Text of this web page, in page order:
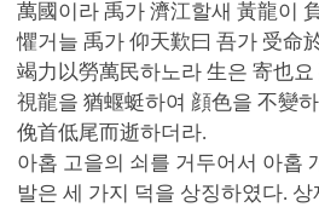
萬國이라 禹가 濟江할새 黃龍이
懼거늘 禹가 仰天歎曰 吾가 受命
竭力以勞萬民하노라 生은 寄也
視龍을 猶蝘蜓하여 顔色을 不變
俛首低尾而逝하더라.
아홉 고을의 쇠를 거두어서 아홉
발은 세 가지 덕을 상징하였다.